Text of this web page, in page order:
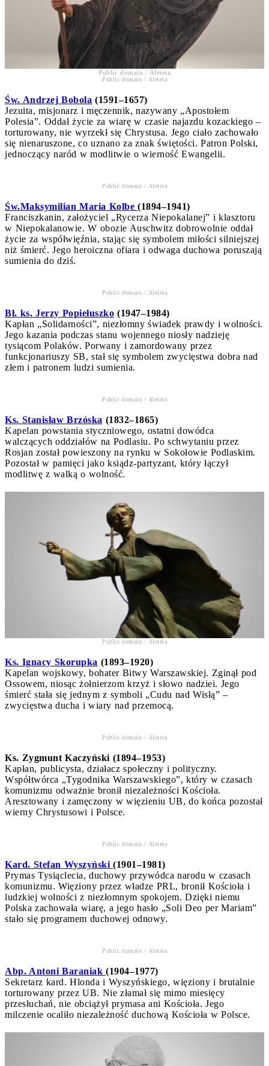
Public domain / Aleteia
Public domain / Aleteia
Św. Andrzej Bobola (1591–1657)
Jezuita, misjonarz i męczennik, nazywany „Apostołem
Polesia”. Oddał życie za wiarę w czasie najazdu kozackiego –
torturowany, nie wyrzekł się Chrystusa. Jego ciało zachowało
się nienaruszone, co uznano za znak świętości. Patron Polski,
jednoczący naród w modlitwie o wierność Ewangelii.
Public domain / Aleteia
Św.Maksymilian Maria Kolbe (1894–1941)
Franciszkanin, założyciel „Rycerza Niepokalanej” i klasztoru
w Niepokalanowie. W obozie Auschwitz dobrowolnie oddał
życie za współwięźnia, stając się symbolem miłości silniejszej
niż śmierć. Jego heroiczna ofiara i odwaga duchowa poruszają
sumienia do dziś.
Public domain / Aleteia
Bł. ks. Jerzy Popiełuszko (1947–1984)
Kapłan „Solidarności”, niezłomny świadek prawdy i wolności.
Jego kazania podczas stanu wojennego niosły nadzieję
tysiącom Polaków. Porwany i zamordowany przez
funkcjonariuszy SB, stał się symbolem zwycięstwa dobra nad
złem i patronem ludzi sumienia.
Public domain / Aleteia
Ks. Stanisław Brzóska (1832–1865)
Kapelan powstania styczniowego, ostatni dowódca
walczących oddziałów na Podlasiu. Po schwytaniu przez
Rosjan został powieszony na rynku w Sokołowie Podlaskim.
Pozostał w pamięci jako ksiądz-partyzant, który łączył
modlitwę z walką o wolność.
Public domain / Aleteia
Ks. Ignacy Skorupka (1893–1920)
Kapelan wojskowy, bohater Bitwy Warszawskiej. Zginął pod
Ossowem, niosąc żołnierzom krzyż i słowo nadziei. Jego
śmierć stała się jednym z symboli „Cudu nad Wisłą” –
zwycięstwa ducha i wiary nad przemocą.
Public domain / Aleteia
Ks. Zygmunt Kaczyński (1894–1953)
Kapłan, publicysta, działacz społeczny i polityczny.
Współtwórca „Tygodnika Warszawskiego”, który w czasach
komunizmu odważnie bronił niezależności Kościoła.
Aresztowany i zamęczony w więzieniu UB, do końca pozostał
wierny Chrystusowi i Polsce.
Public domain / Aleteia
Kard. Stefan Wyszyński (1901–1981)
Prymas Tysiąclecia, duchowy przywódca narodu w czasach
komunizmu. Więziony przez władze PRL, bronił Kościoła i
ludzkiej wolności z niezłomnym spokojem. Dzięki niemu
Polska zachowała wiarę, a jego hasło „Soli Deo per Mariam”
stało się programem duchowej odnowy.
Public domain / Aleteia
Abp. Antoni Baraniak (1904–1977)
Sekretarz kard. Hlonda i Wyszyńskiego, więziony i brutalnie
torturowany przez UB. Nie złamał się mimo miesięcy
przesłuchań, nie obciążył prymasa ani Kościoła. Jego
milczenie ocaliło niezależność duchową Kościoła w Polsce.